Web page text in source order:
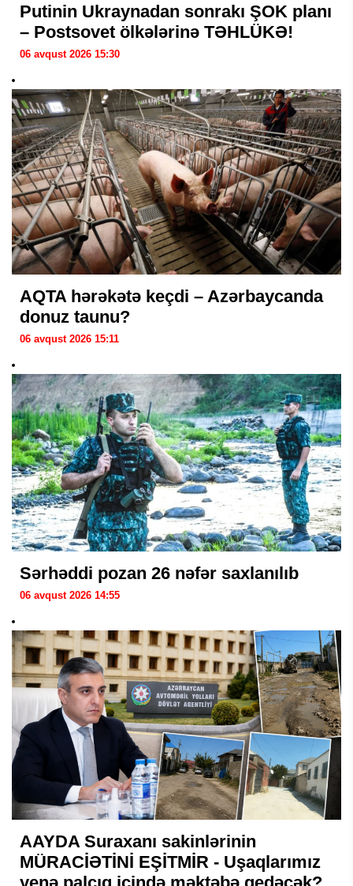
Putinin Ukraynadan sonrakı ŞOK planı
– Postsovet ölkələrinə TƏHLÜKƏ!
06 avqust 2026 15:30
AQTA hərəkətə keçdi – Azərbaycanda
donuz taunu?
06 avqust 2026 15:11
Sərhəddi pozan 26 nəfər saxlanılıb
06 avqust 2026 14:55
AAYDA Suraxanı sakinlərinin
MÜRACİƏTİNİ EŞİTMİR - Uşaqlarımız